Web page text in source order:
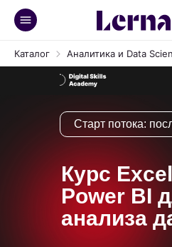
Каталог Аналитика и Data
Курс
Power BI
анализа
Старт потока: